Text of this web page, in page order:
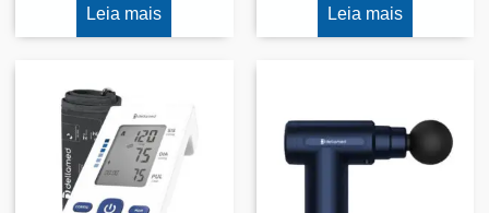
Leia mais Leia mais